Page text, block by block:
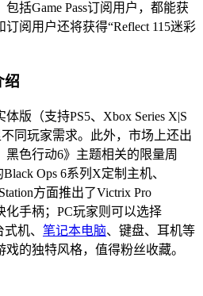
括Game Pass订阅用户，都能获
阅用户还将获得“Reflect 115迷彩
绍
版（支持PS5、Xbox Series X|S
同玩家需求。此外，市场上还出
色行动6》主题相关的限量周
Ops 6系列X定制主机、
方面推出了Victrix Pro
化手柄；PC玩家则可以选择
机、 笔记本电脑、键盘、耳机等
的独特风格，值得粉丝收藏。